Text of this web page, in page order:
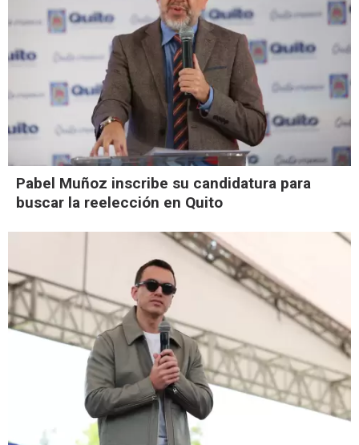
Pabel Muñoz inscribe su candidatura para
buscar la reelección en Quito